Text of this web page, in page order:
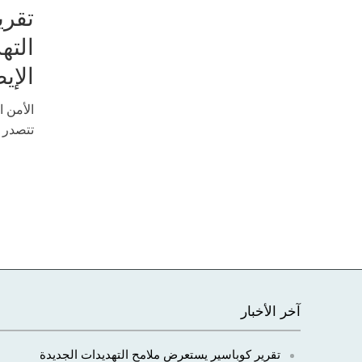
الأمن
تتصدر
آخر الأخبار
تقرير كوباسير يستعرض ملامح التهديدات الجديدة